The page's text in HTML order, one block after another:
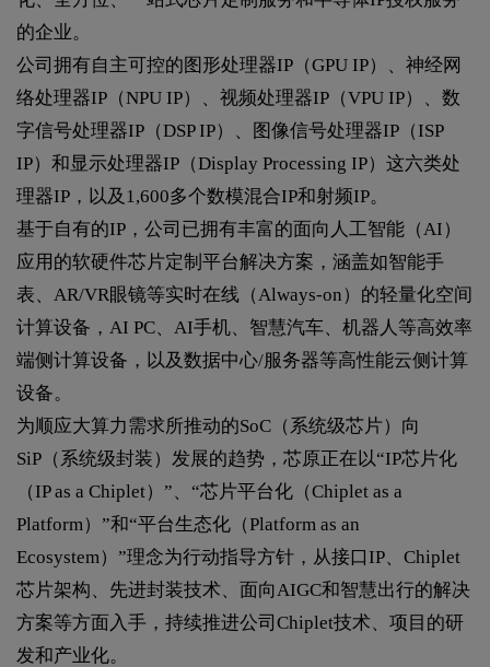
的企业。
公司拥有自主可控的图形处理器IP（GPU IP）、神经网
络处理器IP（NPU IP）、视频处理器IP（VPU IP）、数
字信号处理器IP（DSP IP）、图像信号处理器IP（ISP
IP）和显示处理器IP（Display Processing IP）这六类处
理器IP，以及1,600多个数模混合IP和射频IP。
基于自有的IP，公司已拥有丰富的面向人工智能（AI）
应用的软硬件芯片定制平台解决方案，涵盖如智能手
表、AR/VR眼镜等实时在线（Always-on）的轻量化空间
计算设备，AI PC、AI手机、智慧汽车、机器人等高效率
端侧计算设备，以及数据中心/服务器等高性能云侧计算
设备。
为顺应大算力需求所推动的SoC（系统级芯片）向
SiP（系统级封装）发展的趋势，芯原正在以“IP芯片化
（IP as a Chiplet）”、“芯片平台化（Chiplet as a
Platform）”和“平台生态化（Platform as an
Ecosystem）”理念为行动指导方针，从接口IP、Chiplet
芯片架构、先进封装技术、面向AIGC和智慧出行的解决
方案等方面入手，持续推进公司Chiplet技术、项目的研
发和产业化。